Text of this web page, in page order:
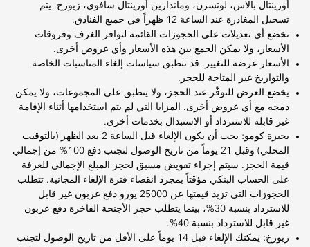
أورينتال بالاس، لوتسرن، وماندارين أورينتال سافوي، زيورخ. يتم
تسجيل المغادرة عند الساعة 12 ظهراً في جميع الفنادق.
تخضع أي تعديلات على الحجوزات القائمة لتوافر الغرف وفروقات
الأسعار، ولا يمكن الجمع بين هذه الأسعار وأي عروض أخرى.
الأسعار عرضة للتغيير. قد تنطبق سياسات إلغاء المناسبات الخاصة
والتواريخ غير المتاحة للحجز.
يخضع العرض للتوفّر عند الحجز، ولا ينطبق على المجموعات، ولا يمكن
دمجه مع أي عروض أخرى. المزايا التي لم يتم استخدامها أثناء الإقامة
غير قابلة للاسترداد أو الاستبدال بخدمات أخرى.
بحيرة كومو: يجب أن يكون الإلغاء قبل الساعة 2 بعد الظهر (بالتوقيت
المحلي) وقبل 21 يوماً من تاريخ الوصول لتجنب دفع 100% من إجمالي
قيمة الحجز. سيتم إجراء تفويض مسبق لحجز المبلغ الإجمالي للغرفة
على الحساب البنكي مؤقتاً بمجرد انقضاء فترة الإلغاء المجانية. تتطلب
الحجوزات التي تزيد قيمتها عن 25000 يورو دفع عربون غير قابل
للاسترداد بنسبة 30%، بينما يتطلب حجز الأجنحة الفاخرة دفع عربون
غير قابل للاسترداد بنسبة 40%.
زيورخ: يمكنك الإلغاء قبل 14 يوماً على الأقل من تاريخ الوصول لتجنب